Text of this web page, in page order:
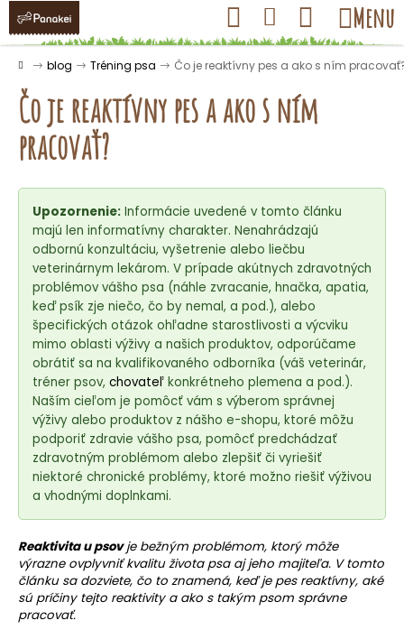
Prejsť
obsah
Hľadať Prihlásenie
Nákupný
košík
Menu
Domov
blog Tréning psa Čo je reaktívny pes a ako s ním
Čo je reaktívny pes a ako s ním
pracovať?
Upozornenie: Informácie uvedené v tomto článku
majú len informatívny charakter. Nenahrádzajú
odbornú konzultáciu, vyšetrenie alebo liečbu
veterinárnym lekárom. V prípade akútnych zdravotných
problémov vášho psa (náhle zvracanie, hnačka, apatia,
keď psík zje niečo, čo by nemal, a pod.), alebo
špecifických otázok ohľadne starostlivosti a výcviku
mimo oblasti výživy a našich produktov, odporúčame
obrátiť sa na kvalifikovaného odborníka (váš veterinár,
tréner psov, chovateľ konkrétneho plemena a pod.).
Naším cieľom je pomôcť vám s výberom správnej
výživy alebo produktov z nášho e-shopu, ktoré môžu
podporiť zdravie vášho psa, pomôcť predchádzať
zdravotným problémom alebo zlepšiť či vyriešiť
niektoré chronické problémy, ktoré možno riešiť výživou
a vhodnými doplnkami.
Reaktivita u psovje bežným problémom, ktorý môže
výrazne ovplyvniť kvalitu života psa aj jeho majiteľa. V tomto
článku sa dozviete, čo to znamená, keď je pes reaktívny, aké
sú príčiny tejto reaktivity a ako s takým psom správne
pracovať.
K
o Späť
Späť
o
á
j
s
ť
?